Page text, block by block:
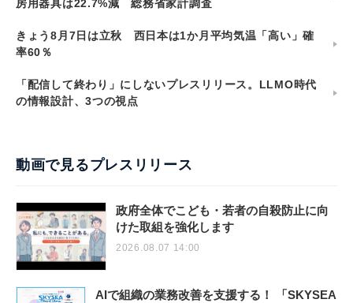
房用器具は22.7%減 総務省家計調査
きょう8月7日は立秋 西日本は1か月平均気温「高い」確
率60％
「配信して終わり」にしないプレスリリース。LLMO時代
の情報設計、3つの視点
動画で見るプレスリリース
政府全体でこども・若者の自殺防止に向
けた取組を強化します
2026.08.07 14:00
AIで組織の業務改善を支援する！ 「SKYSEA